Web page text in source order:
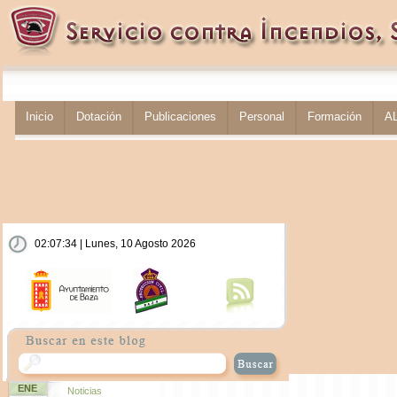
Inicio Dotación Publicaciones Personal Formación
02:07:35 | Lunes, 10 Agosto 2026
ENE Noticias